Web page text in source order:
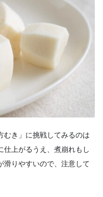
むき」に挑戦してみるのは
仕上がるうえ、煮崩れもし
滑りやすいので、注意して